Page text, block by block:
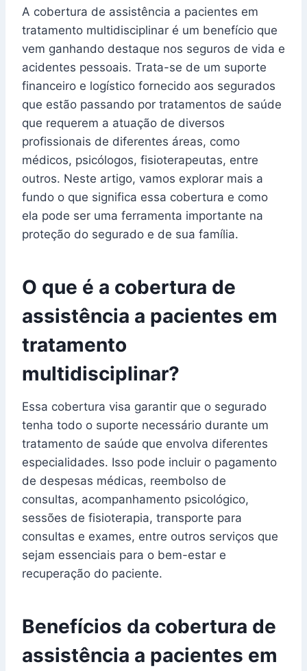
A cobertura de assistência a pacientes em
tratamento multidisciplinar é um benefício que
vem ganhando destaque nos seguros de vida e
acidentes pessoais. Trata-se de um suporte
financeiro e logístico fornecido aos segurados
que estão passando por tratamentos de saúde
que requerem a atuação de diversos
profissionais de diferentes áreas, como
médicos, psicólogos, fisioterapeutas, entre
outros. Neste artigo, vamos explorar mais a
fundo o que significa essa cobertura e como
ela pode ser uma ferramenta importante na
proteção do segurado e de sua família.
O que é a cobertura de
assistência a pacientes em
tratamento
multidisciplinar?
Essa cobertura visa garantir que o segurado
tenha todo o suporte necessário durante um
tratamento de saúde que envolva diferentes
especialidades. Isso pode incluir o pagamento
de despesas médicas, reembolso de
consultas, acompanhamento psicológico,
sessões de fisioterapia, transporte para
consultas e exames, entre outros serviços que
sejam essenciais para o bem-estar e
recuperação do paciente.
Benefícios da cobertura de
assistência a pacientes em